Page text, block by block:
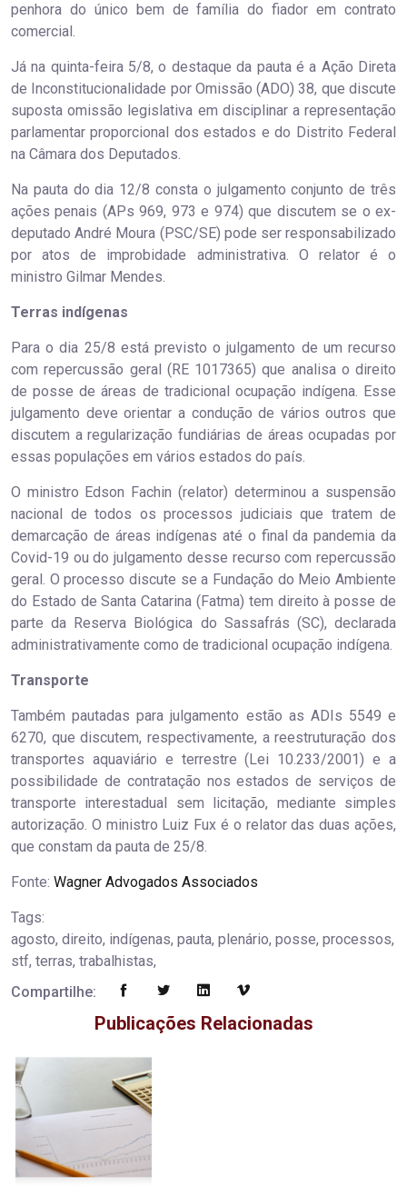
penhora do único bem de família do fiador em contrato
comercial.
Já na quinta-feira 5/8, o destaque da pauta é a Ação Direta
de Inconstitucionalidade por Omissão (ADO) 38, que discute
suposta omissão legislativa em disciplinar a representação
parlamentar proporcional dos estados e do Distrito Federal
na Câmara dos Deputados.
Na pauta do dia 12/8 consta o julgamento conjunto de três
ações penais (APs 969, 973 e 974) que discutem se o ex-
deputado André Moura (PSC/SE) pode ser responsabilizado
por atos de improbidade administrativa. O relator é o
ministro Gilmar Mendes.
Terras indígenas
Para o dia 25/8 está previsto o julgamento de um recurso
com repercussão geral (RE 1017365) que analisa o direito
de posse de áreas de tradicional ocupação indígena. Esse
julgamento deve orientar a condução de vários outros que
discutem a regularização fundiárias de áreas ocupadas por
essas populações em vários estados do país.
O ministro Edson Fachin (relator) determinou a suspensão
nacional de todos os processos judiciais que tratem de
demarcação de áreas indígenas até o final da pandemia da
Covid-19 ou do julgamento desse recurso com repercussão
geral. O processo discute se a Fundação do Meio Ambiente
do Estado de Santa Catarina (Fatma) tem direito à posse de
parte da Reserva Biológica do Sassafrás (SC), declarada
administrativamente como de tradicional ocupação indígena.
Transporte
Também pautadas para julgamento estão as ADIs 5549 e
6270, que discutem, respectivamente, a reestruturação dos
transportes aquaviário e terrestre (Lei 10.233/2001) e a
possibilidade de contratação nos estados de serviços de
transporte interestadual sem licitação, mediante simples
autorização. O ministro Luiz Fux é o relator das duas ações,
que constam da pauta de 25/8.
Fonte: Wagner Advogados Associados
Tags:
agosto, direito, indígenas, pauta, plenário, posse, processos,
stf, terras, trabalhistas,
Compartilhe:
Publicações Relacionadas